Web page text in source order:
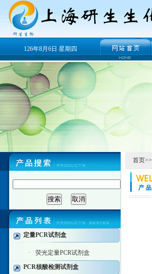
126年8月6日 星期四
定量PCR试剂盒
·
荧光定量PCR试剂盒
PCR核酸检测试剂盒
首页>>